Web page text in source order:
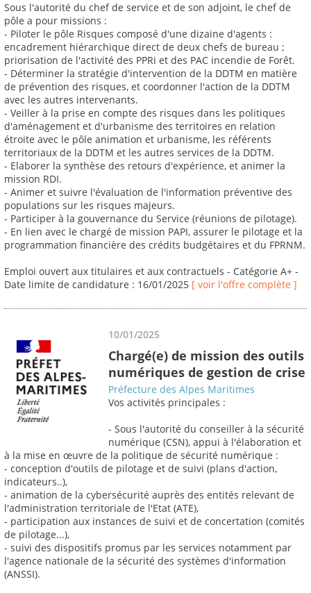
Sous l'autorité du chef de service et de son adjoint, le chef de
pôle a pour missions :
- Piloter le pôle Risques composé d'une dizaine d'agents :
encadrement hiérarchique direct de deux chefs de bureau ;
priorisation de l'activité des PPRi et des PAC incendie de Forêt.
- Déterminer la stratégie d'intervention de la DDTM en matière
de prévention des risques, et coordonner l'action de la DDTM
avec les autres intervenants.
- Veiller à la prise en compte des risques dans les politiques
d'aménagement et d'urbanisme des territoires en relation
étroite avec le pôle animation et urbanisme, les référents
territoriaux de la DDTM et les autres services de la DDTM.
- Elaborer la synthèse des retours d'expérience, et animer la
mission RDI.
- Animer et suivre l'évaluation de l'information préventive des
populations sur les risques majeurs.
- Participer à la gouvernance du Service (réunions de pilotage).
- En lien avec le chargé de mission PAPI, assurer le pilotage et la
programmation financière des crédits budgétaires et du FPRNM.
Emploi ouvert aux titulaires et aux contractuels - Catégorie A+ -
Date limite de candidature : 16/01/2025 [ voir l'offre complète ]
10/01/2025
Chargé(e) de mission des outils
numériques de gestion de crise
Préfecture des Alpes Maritimes
Vos activités principales :
- Sous l'autorité du conseiller à la sécurité
numérique (CSN), appui à l'élaboration et
à la mise en œuvre de la politique de sécurité numérique :
- conception d'outils de pilotage et de suivi (plans d'action,
indicateurs..),
- animation de la cybersécurité auprès des entités relevant de
l'administration territoriale de l'Etat (ATE),
- participation aux instances de suivi et de concertation (comités
de pilotage...),
- suivi des dispositifs promus par les services notamment par
l'agence nationale de la sécurité des systèmes d'information
(ANSSI).